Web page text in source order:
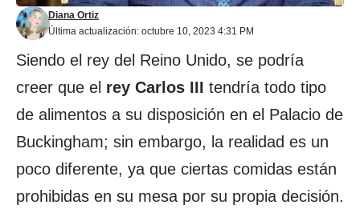
Última actualización: octubre 10, 2023 4:31 PM
Diana Ortiz
Siendo el rey del Reino Unido, se podría
creer que el rey Carlos III tendría todo tipo
de alimentos a su disposición en el Palacio de
Buckingham; sin embargo, la realidad es un
poco diferente, ya que ciertas comidas están
prohibidas en su mesa por su propia decisión.